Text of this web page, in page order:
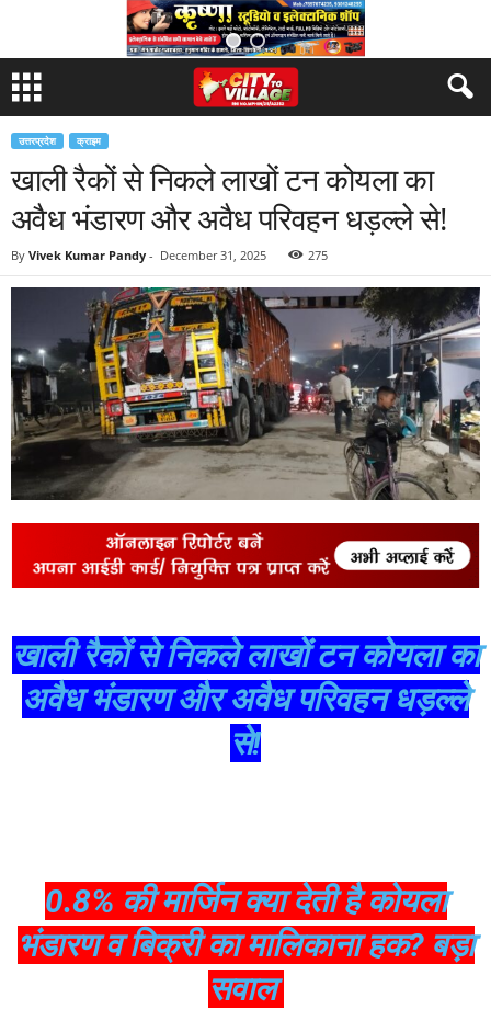
उत्तरप्रदेश क्राइम
खाली रैकों से निकले लाखों टन कोयला का
अवैध भंडारण और अवैध परिवहन धड़ल्ले से!
By Vivek Kumar Pandy - December 31, 2025 275
खाली रैकों से निकले लाखों टन कोयला का
अवैध भंडारण और अवैध परिवहन धड़ल्ले
से!
0.8% की मार्जिन क्या देती है कोयला
भंडारण व बिक्री का मालिकाना हक? बड़ा
सवाल